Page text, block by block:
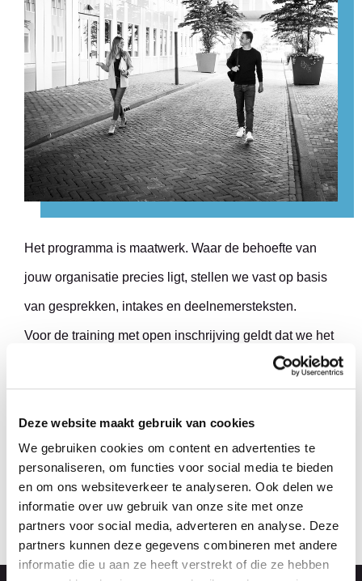
Deze website maakt gebruik van cookies
We gebruiken cookies om content en advertenties te
personaliseren, om functies voor social media te bieden
en om ons websiteverkeer te analyseren. Ook delen we
informatie over uw gebruik van onze site met onze
partners voor social media, adverteren en analyse. Deze
partners kunnen deze gegevens combineren met andere
informatie die u aan ze heeft verstrekt of die ze hebben
Het programma is maatwerk. Waar de behoefte van
jouw organisatie precies ligt, stellen we vast op basis
van gesprekken, intakes en deelnemersteksten.
Voor de training met open inschrijving geldt dat we het
programma baseren op de intakes en eigen input van
de individuele deelnemers.
Patiëntgericht communiceren in de zorg (B1) op
Springest...